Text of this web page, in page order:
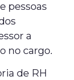
pessoas
a
no cargo.
de RH